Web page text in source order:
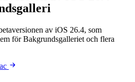
av iOS 26.4, som
för Bakgrundsgalleriet och flera